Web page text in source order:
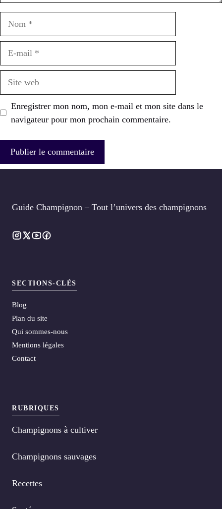
Enregistrer mon nom, mon e-mail et mon site dans le
navigateur pour mon prochain commentaire.
Guide Champignon – Tout l’univers des champignons
SECTIONS-CLÉS
Blog
Plan du site
Qui sommes-nous
Mentions légales
Contact
RUBRIQUES
Champignons à cultiver
Champignons sauvages
Recettes